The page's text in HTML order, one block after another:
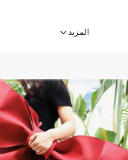
المزيد